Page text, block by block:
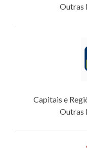
Outras
Capitais e
Outras